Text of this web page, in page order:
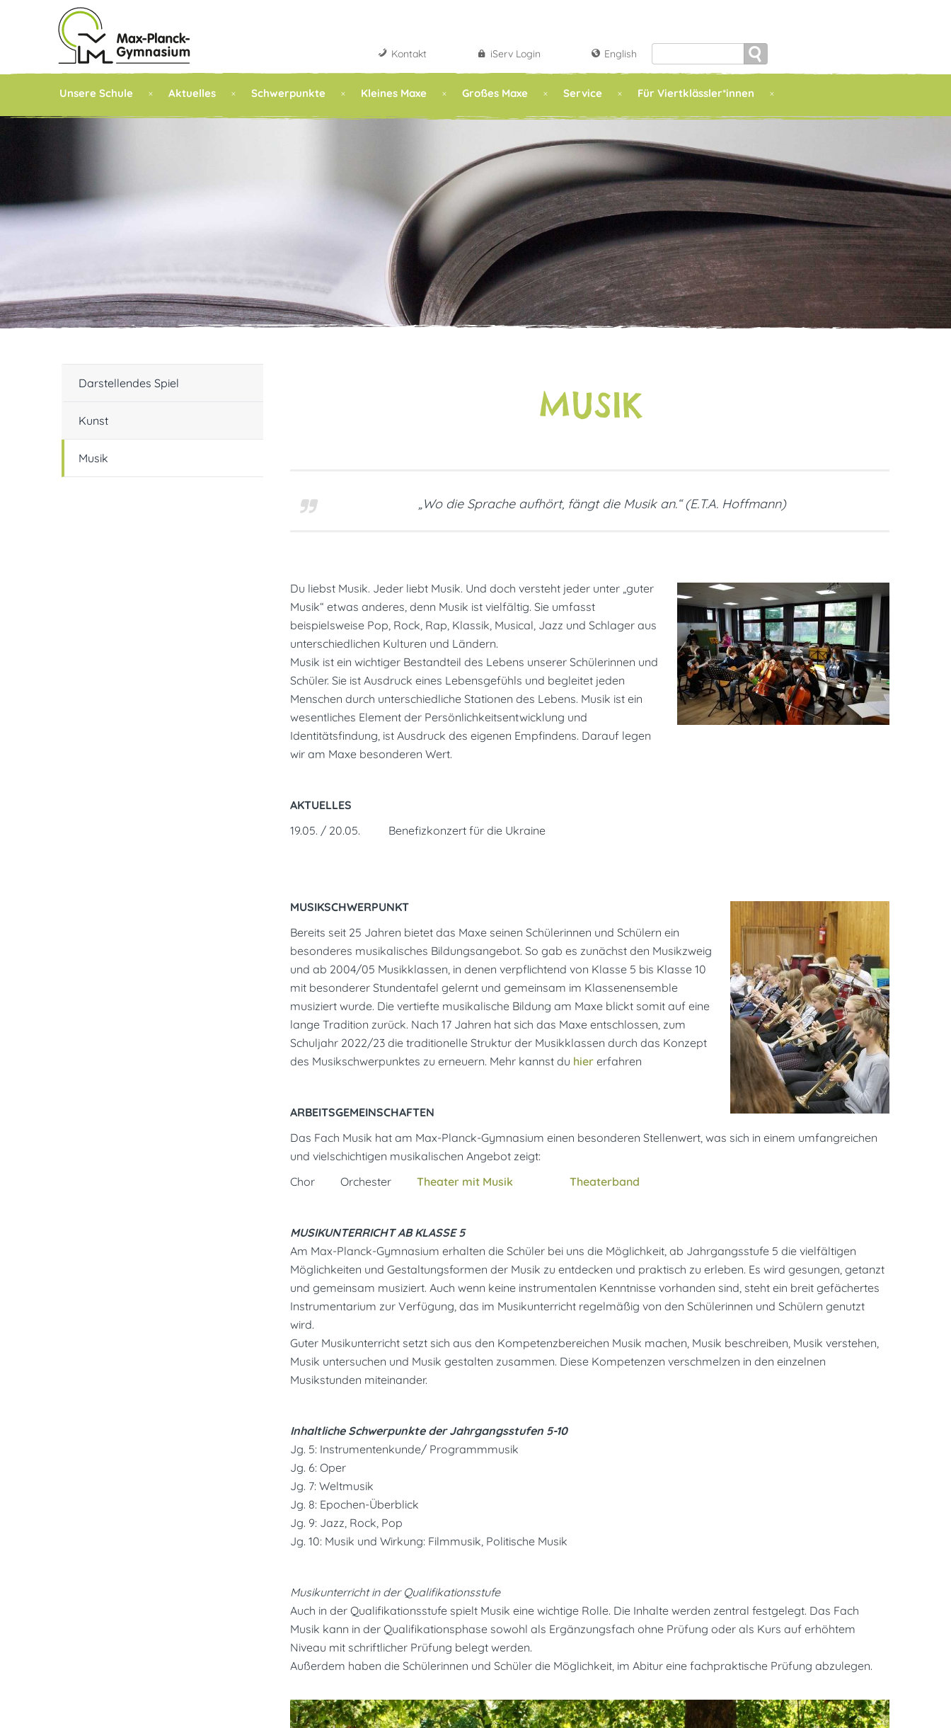
Kontakt iServ Login English
for:
Unsere Schule Aktuelles Schwerpunkte Kleines Maxe Großes Maxe Service Für Viertklässler*innen
Darstellendes Spiel
Kunst
Musik
MUSIK
„Wo die Sprache aufhört, fängt die Musik an.“ (E.T.A. Hoffmann)
Du liebst Musik. Jeder liebt Musik. Und doch versteht jeder unter „guter
Musik“ etwas anderes, denn Musik ist vielfältig. Sie umfasst
beispielsweise Pop, Rock, Rap, Klassik, Musical, Jazz und Schlager aus
unterschiedlichen Kulturen und Ländern.
Musik ist ein wichtiger Bestandteil des Lebens unserer Schülerinnen und
Schüler. Sie ist Ausdruck eines Lebensgefühls und begleitet jeden
Menschen durch unterschiedliche Stationen des Lebens. Musik ist ein
wesentliches Element der Persönlichkeitsentwicklung und
Identitätsfindung, ist Ausdruck des eigenen Empfindens. Darauf legen
wir am Maxe besonderen Wert.
AKTUELLES
19.05. / 20.05. Benefizkonzert für die Ukraine
MUSIKSCHWERPUNKT
Bereits seit 25 Jahren bietet das Maxe seinen Schülerinnen und Schülern ein
besonderes musikalisches Bildungsangebot. So gab es zunächst den Musikzweig
und ab 2004/05 Musikklassen, in denen verpflichtend von Klasse 5 bis Klasse 10
mit besonderer Stundentafel gelernt und gemeinsam im Klassenensemble
musiziert wurde. Die vertiefte musikalische Bildung am Maxe blickt somit auf eine
lange Tradition zurück. Nach 17 Jahren hat sich das Maxe entschlossen, zum
Schuljahr 2022/23 die traditionelle Struktur der Musikklassen durch das Konzept
des Musikschwerpunktes zu erneuern. Mehr kannst du hier erfahren
ARBEITSGEMEINSCHAFTEN
Das Fach Musik hat am Max-Planck-Gymnasium einen besonderen Stellenwert, was sich in einem umfangreichen
und vielschichtigen musikalischen Angebot zeigt:
Chor Orchester Theater mit Musik Theaterband
MUSIKUNTERRICHT AB KLASSE 5
Am Max-Planck-Gymnasium erhalten die Schüler bei uns die Möglichkeit, ab Jahrgangsstufe 5 die vielfältigen
Möglichkeiten und Gestaltungsformen der Musik zu entdecken und praktisch zu erleben. Es wird gesungen, getanzt
und gemeinsam musiziert. Auch wenn keine instrumentalen Kenntnisse vorhanden sind, steht ein breit gefächertes
Instrumentarium zur Verfügung, das im Musikunterricht regelmäßig von den Schülerinnen und Schülern genutzt
wird.
Guter Musikunterricht setzt sich aus den Kompetenzbereichen Musik machen, Musik beschreiben, Musik verstehen,
Musik untersuchen und Musik gestalten zusammen. Diese Kompetenzen verschmelzen in den einzelnen
Musikstunden miteinander.
Inhaltliche Schwerpunkte der Jahrgangsstufen 5-10
Jg. 5: Instrumentenkunde/ Programmmusik
Jg. 6: Oper
Jg. 7: Weltmusik
Jg. 8: Epochen-Überblick
Jg. 9: Jazz, Rock, Pop
Jg. 10: Musik und Wirkung: Filmmusik, Politische Musik
Musikunterricht in der Qualifikationsstufe
Auch in der Qualifikationsstufe spielt Musik eine wichtige Rolle. Die Inhalte werden zentral festgelegt. Das Fach
Musik kann in der Qualifikationsphase sowohl als Ergänzungsfach ohne Prüfung oder als Kurs auf erhöhtem
Niveau mit schriftlicher Prüfung belegt werden.
Außerdem haben die Schülerinnen und Schüler die Möglichkeit, im Abitur eine fachpraktische Prüfung abzulegen.